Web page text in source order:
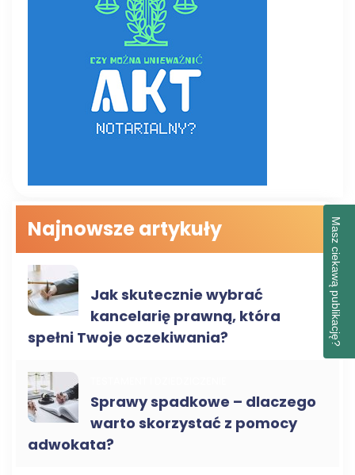
Najnowsze artykuły
Jak skutecznie wybrać
kancelarię prawną, która
spełni Twoje oczekiwania?
Sprawy spadkowe – dlaczego
warto skorzystać z pomocy
adwokata?
Masz ciekawą publikację?